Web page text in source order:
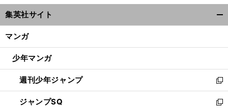
ウ
ィ
ン
ウ
開
く
集英社サイト
マンガ
少年マンガ
週刊少年ジャンプ
新
し
い
ジャンプSQ
新